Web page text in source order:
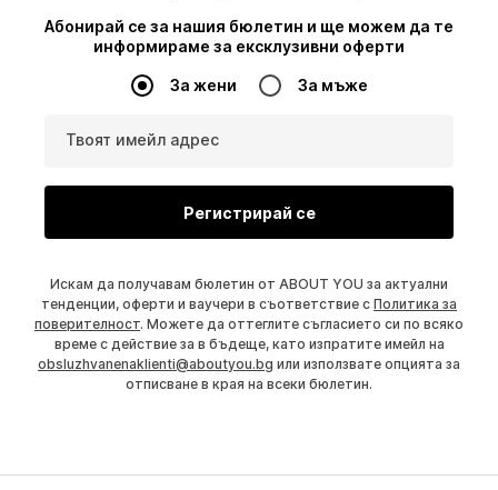
Абонирай се за нашия бюлетин и ще можем да те
информираме за ексклузивни оферти
За жени За мъже
Твоят имейл адрес
Регистрирай се
Искам да получавам бюлетин от ABOUT YOU за актуални
тенденции, оферти и ваучери в съответствие с Политика за
поверителност. Можете да оттеглите съгласието си по всяко
време с действие за в бъдеще, като изпратите имейл на
obsluzhvanenaklienti@aboutyou.bg или използвате опцията за
отписване в края на всеки бюлетин.